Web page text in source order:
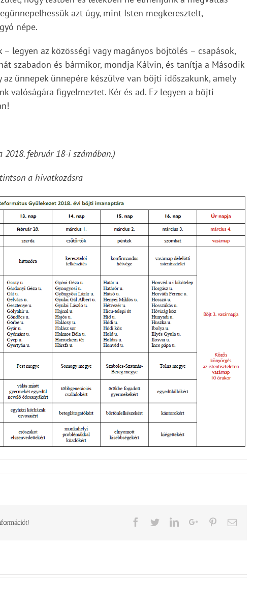
azt úgy, mint Isten megkeresztelt,
népe.
legyen az közösségi vagy magányos böjtölés – csapások,
szabadon és bármikor, mondja Kálvin, és tanítja a Második
ünnepek ünnepére készülve van böjti időszakunk, amely
valóságára figyelmeztet. Kér és ad. Ez legyen a böjti
2018. február 18-i számában.)
a hivatkozásra
Facebook
TwitterLinkedInGoogle+PinterestEmail